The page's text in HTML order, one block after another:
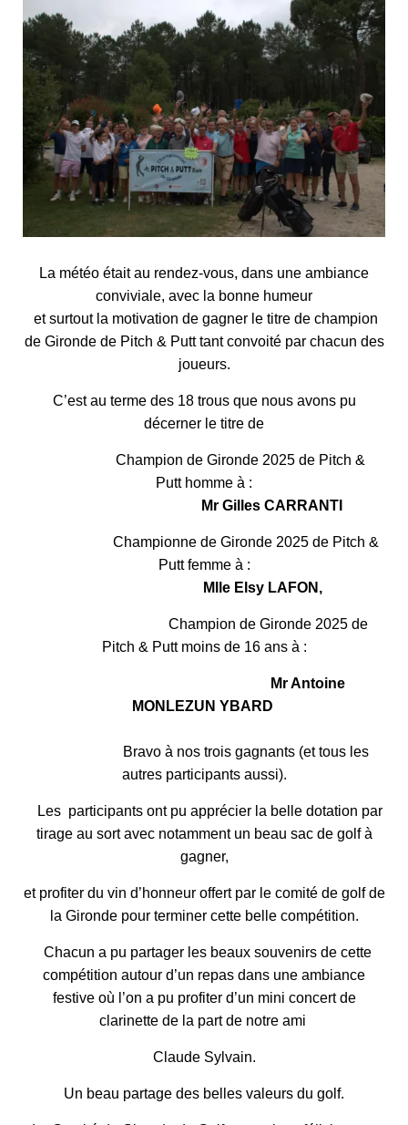
La météo était au rendez-vous, dans une ambiance
conviviale, avec la bonne humeur
et surtout la motivation de gagner le titre de champion
de Gironde de Pitch & Putt tant convoité par chacun des
joueurs.
C’est au terme des 18 trous que nous avons pu
décerner le titre de
Champion de Gironde 2025 de Pitch &
Putt homme à :
Mr Gilles CARRANTI
Championne de Gironde 2025 de Pitch &
Putt femme à :
Mlle Elsy LAFON,
Champion de Gironde 2025 de
Pitch & Putt moins de 16 ans à :
Mr Antoine
MONLEZUN YBARD
Bravo à nos trois gagnants (et tous les
autres participants aussi).
Les participants ont pu apprécier la belle dotation par
tirage au sort avec notamment un beau sac de golf à
gagner,
et profiter du vin d’honneur offert par le comité de golf de
la Gironde pour terminer cette belle compétition.
Chacun a pu partager les beaux souvenirs de cette
compétition autour d’un repas dans une ambiance
festive où l’on a pu profiter d’un mini concert de
clarinette de la part de notre ami
Claude Sylvain.
Un beau partage des belles valeurs du golf.